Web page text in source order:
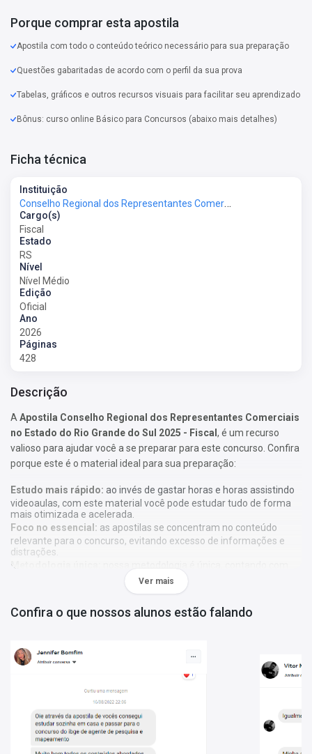
Porque comprar esta apostila
Apostila com todo o conteúdo teórico necessário para sua preparação
Questões gabaritadas de acordo com o perfil da sua prova
Tabelas, gráficos e outros recursos visuais para facilitar seu aprendizado
Bônus: curso online Básico para Concursos (abaixo mais detalhes)
Ficha técnica
Instituição
Conselho Regional dos Representantes Comerciais no Estado do Rio Grande do Sul - CORE-RS
Cargo(s)
Fiscal
Estado
RS
Nível
Nível Médio
Edição
Oficial
Ano
2026
Páginas
428
Descrição
A Apostila Conselho Regional dos Representantes Comerciais
no Estado do Rio Grande do Sul 2025 - Fiscal , é um recurso
valioso para ajudar você a se preparar para este concurso. Confira
porque este é o material ideal para sua preparação:
Estudo mais rápido: ao invés de gastar horas e horas assistindo
videoaulas, com este material você pode estudar tudo de forma
mais otimizada e acelerada.
Foco no essencial: as apostilas se concentram no conteúdo
relevante para o concurso, evitando excesso de informações e
distrações.
Metodologia única:
diversos recursos de aprendizagem que irão acelerar seu
aprendizado, gráficos, tabelas e destaques do que é mais
acordo com o edital 1/2025, por professores especializados em
cada matéria e com larga experiência em concursos.
As apostilas não seguem, obrigatoriamente, a
bibliografia indicada no edital. Os conteúdos são tratados com
base em referências teóricas amplas e na experiência dos
autores responsáveis pela elaboração do material.
Ver mais
Confira o que nossos alunos estão falando